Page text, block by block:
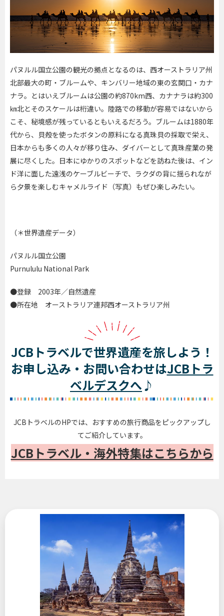
パヌルル国立公園の観光の拠点となるのは、西オーストラリア州
北部最大の町・ブルームや、キンバリー地域の東の玄関口・カナ
ナラ。とはいえブルームは公園の約870km西、カナナラは約300
㎞北とそのスケールは桁違い。陸路での移動が容易ではないから
こそ、秘境感が残っているともいえるだろう。ブルームは1880年
代から、貝殻を使ったボタンの原料になる真珠貝の採取で栄え、
日本からも多くの人々が移り住み、ダイバーとして真珠産業の発
展に尽くした。日本にゆかりのスポットなどを訪ねた後は、イン
ド洋に面した遠浅のケーブルビーチで、ラクダの背に揺られなが
ら夕景を楽しむキャメルライド（写真）もぜひ楽しみたい。
（＊世界遺産データ）
パヌルル国立公園
Purnululu National Park
●登録 2003年／自然遺産
●所在地 オーストラリア連邦西オーストラリア州
JCBトラベルで世界遺産を旅しよう！
お申し込み・お問い合わせはJCBトラ
ベルデスクへ♪
JCBトラベルのHPでは、おすすめの旅行商品をピックアップし
てご紹介しています。
JCBトラベル・海外特集はこちらから